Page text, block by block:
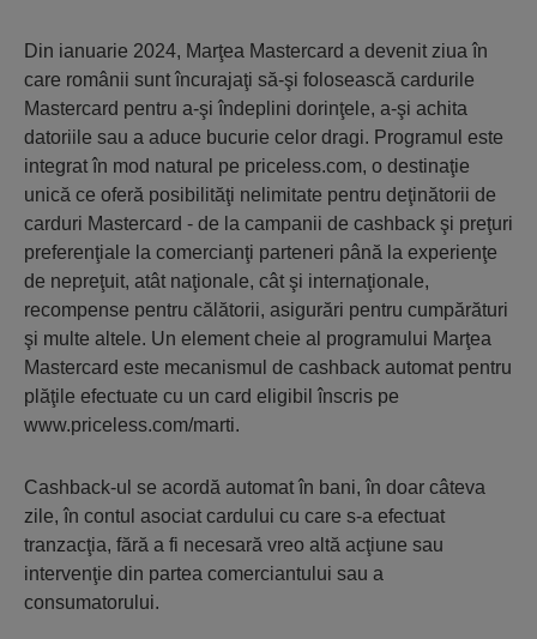
Din ianuarie 2024, Marţea Mastercard a devenit ziua în
care românii sunt încurajaţi să-şi folosească cardurile
Mastercard pentru a-şi îndeplini dorinţele, a-şi achita
datoriile sau a aduce bucurie celor dragi. Programul este
integrat în mod natural pe priceless.com, o destinaţie
unică ce oferă posibilităţi nelimitate pentru deţinătorii de
carduri Mastercard - de la campanii de cashback şi preţuri
preferenţiale la comercianţi parteneri până la experienţe
de nepreţuit, atât naţionale, cât şi internaţionale,
recompense pentru călătorii, asigurări pentru cumpărături
şi multe altele. Un element cheie al programului Marţea
Mastercard este mecanismul de cashback automat pentru
plăţile efectuate cu un card eligibil înscris pe
www.priceless.com/marti.
Cashback-ul se acordă automat în bani, în doar câteva
zile, în contul asociat cardului cu care s-a efectuat
tranzacţia, fără a fi necesară vreo altă acţiune sau
intervenţie din partea comerciantului sau a
consumatorului.